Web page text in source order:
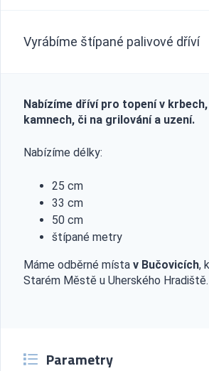
Vyrábíme štípané palivové dříví
Nabízíme dříví pro topení v
kamnech, či na grilování a uzení.
Nabízíme délky:
25 cm
33 cm
50 cm
štípané metry
Máme odběrné místa v Bučovicích,
Starém Městě u Uherského Hradiště.
Parametry